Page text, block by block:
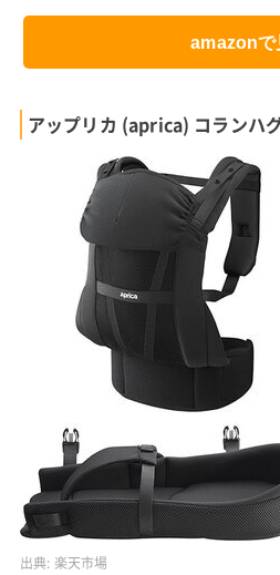
amazonで
アップリカ (aprica) コランハ
出典: 楽天市場